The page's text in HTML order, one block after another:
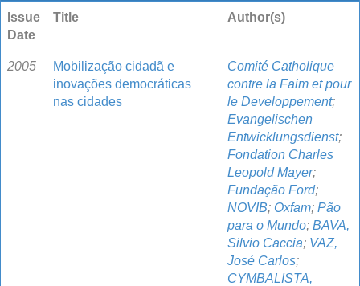
Issue
Date
Title Author(s)
2005
Mobilização cidadã e
inovações democráticas
nas cidades
Comité Catholique
contre la Faim et pour
le Developpement;
Evangelischen
Entwicklungsdienst;
Fondation Charles
Leopold Mayer;
Fundação Ford;
NOVIB; Oxfam; Pão
para o Mundo; BAVA,
Silvio Caccia; VAZ,
José Carlos;
CYMBALISTA,